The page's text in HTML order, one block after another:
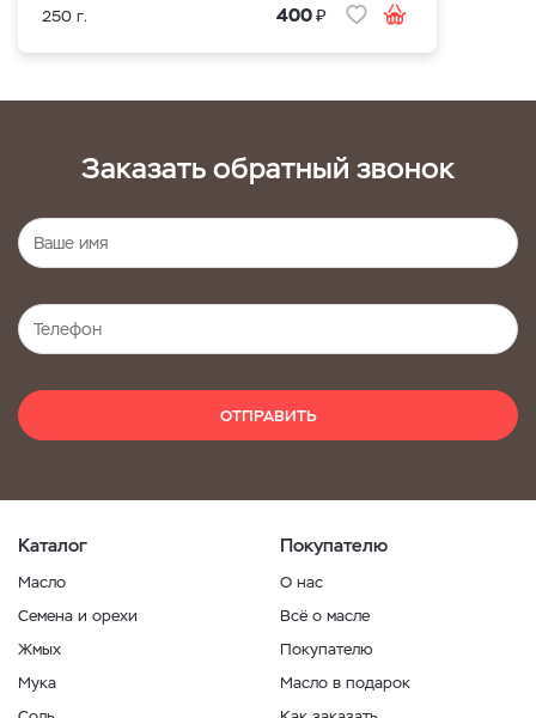
250 г. 400₽
Заказать обратный звонок
ОТПРАВИТЬ
Каталог
Масло
Семена и орехи
Жмых
Мука
Покупателю
О нас
Всё о масле
Покупателю
Масло в подарок